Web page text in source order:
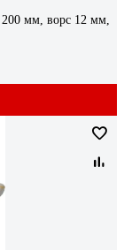
мм, ворс 12 мм,